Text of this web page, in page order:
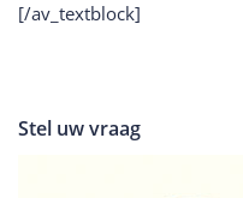
[/av_textblock]
Stel uw vraag